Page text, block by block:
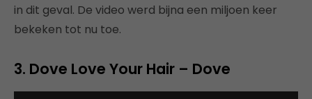
in dit geval. De video werd bijna een miljoen keer
bekeken tot nu toe.
3. Dove Love Your Hair – Dove